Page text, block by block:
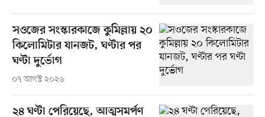
সওজের সংস্কারকাজে কুমিল্লায় ২০
কিলোমিটার যানজট, ঘণ্টার পর
ঘণ্টা দুর্ভোগ
০৭ আগস্ট ২০২৬
২৪ ঘণ্টা পেরিয়েছে, আত্মসমর্পণ